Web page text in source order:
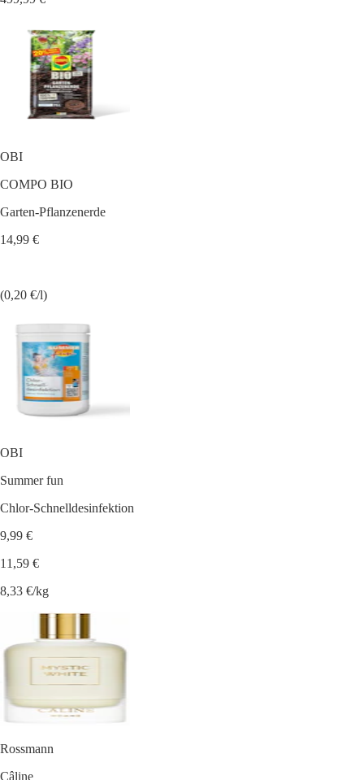
OBI
COMPO BIO
Garten-Pflanzenerde
14,99 €
(0,20 €/l)
OBI
Summer fun
Chlor-Schnelldesinfektion
9,99 €
11,59 €
8,33 €/kg
Rossmann
Câline